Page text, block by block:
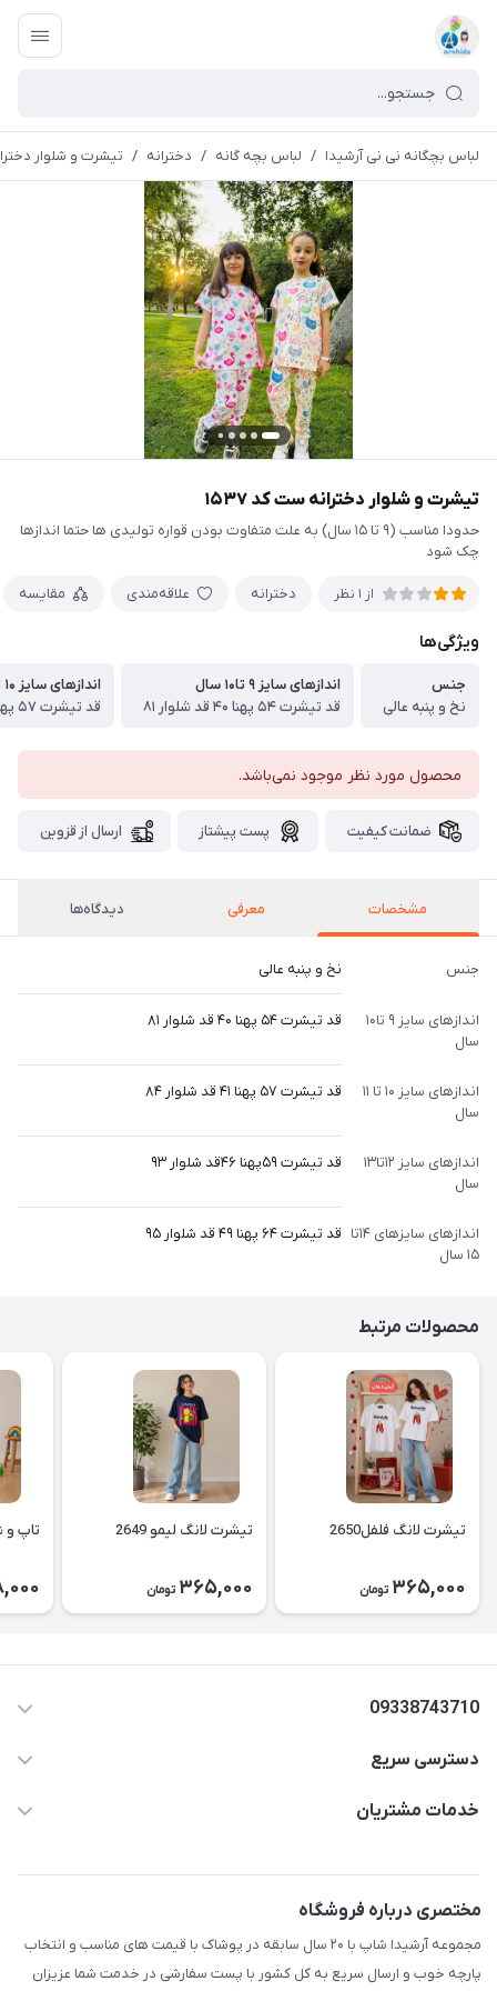
لباس بچگانه نی نی آرشیدا / لباس بچه گانه / دخترانه / تیشرت و شلوار
تیشرت و شلوار دخترانه ست کد ۱۵۳۷
حدودا مناسب (۹ تا ۱۵ سال) به علت متفاوت بودن قواره تولیدی ها حتما اندازها
چک شود
از 1 نظر دخترانه علاقه‌مندی مقایسه
ویژگی‌ها
جنس
نخ و پنبه عالی
اندازهای سایز ۹ تا۱۰ سال
قد تیشرت ۵۴ پهنا ۴۰ قد شلوار ۸۱
اندازهای سایز ۱۰ تا ۱۱ سال
قد تیشرت ۵۷ پهنا ۴۱ قد شلوار ۸۴
محصول مورد نظر موجود نمی‌باشد.
ضمانت کیفیت پست پیشتاز ارسال از قزوین
مشخصات معرفی دیدگاه‌ها
جنس نخ و پنبه عالی
اندازهای سایز ۹ تا۱۰
سال
قد تیشرت ۵۴ پهنا ۴۰ قد شلوار ۸۱
اندازهای سایز ۱۰ تا ۱۱
سال
قد تیشرت ۵۷ پهنا ۴۱ قد شلوار ۸۴
اندازهای سایز ۱۲تا۱۳
سال
قد تیشرت ۵۹پهنا ۴۶قد شلوار ۹۳
اندازهای سایزهای ۱۴تا
۱۵ سال
قد تیشرت ۶۴ پهنا ۴۹ قد شلوار ۹۵
محصولات مرتبط
تیشرت لانگ فلفل2650
365,000 تومان
تیشرت لانگ لیمو 2649
365,000 تومان
تاپ و
09338743710
دسترسی سریع
حساب کاربری
لیست محصولات
درباره ما
تماس با ما
خدمات مشتریان
مختصری درباره فروشگاه
مجموعه آرشیدا شاپ با ۲۰ سال سابقه در پوشاک با قیمت های مناسب و انتخاب
پارچه خوب و ارسال سریع به کل کشور با پست سفارشی در خدمت شما عزیزان